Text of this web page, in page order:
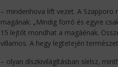
– mindenhova lift vezet. A
magának: „Mindig forró és egyre
15 lejtőt mondhat a magáénak.
villamos. A hegy legtetején
– olyan díszkivilágításban síelsz,